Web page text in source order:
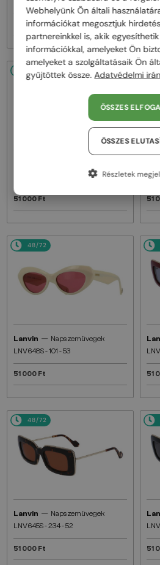
51 000 Ft 51
48/72
51 000 Ft 51
48/72
Lanvin — Napszemüvegek
LNV648S - 101 - 53
51 000 Ft 51
48/72
Lanvin — Napszemüvegek
LNV645S - 234 - 52
51 000 Ft 51
Webhelyünk Ön általi
információkat megosztjuk
partnereinkkel is, akik
információkkal, amelyeket Ön
amelyeket a szolgáltatásaik Ön
gyűjtöttek össze. Adatvédelmi
ÖSSZES
ÖSSZES
Részletek